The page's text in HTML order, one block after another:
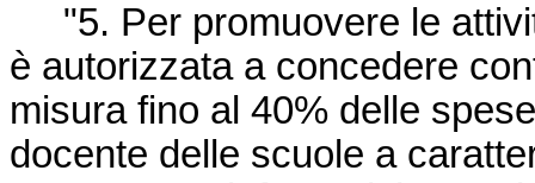
"5. Per promuovere le
è autorizzata a concedere
misura fino al 40% delle
docente delle scuole a